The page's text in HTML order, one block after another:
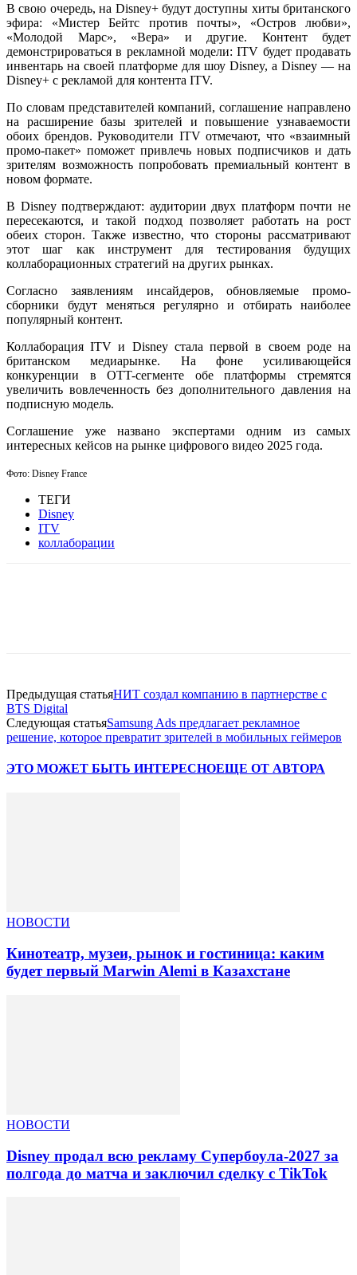
В свою очередь, на Disney+ будут доступны хиты британского
эфира: «Мистер Бейтс против почты», «Остров любви»,
«Молодой Марс», «Вера» и другие. Контент будет
демонстрироваться в рекламной модели: ITV будет продавать
инвентарь на своей платформе для шоу Disney, а Disney — на
Disney+ с рекламой для контента ITV.
По словам представителей компаний, соглашение направлено
на расширение базы зрителей и повышение узнаваемости
обоих брендов. Руководители ITV отмечают, что «взаимный
промо-пакет» поможет привлечь новых подписчиков и дать
зрителям возможность попробовать премиальный контент в
новом формате.
В Disney подтверждают: аудитории двух платформ почти не
пересекаются, и такой подход позволяет работать на рост
обеих сторон. Также известно, что стороны рассматривают
этот шаг как инструмент для тестирования будущих
коллаборационных стратегий на других рынках.
Согласно заявлениям инсайдеров, обновляемые промо-
сборники будут меняться регулярно и отбирать наиболее
популярный контент.
Коллаборация ITV и Disney стала первой в своем роде на
британском медиарынке. На фоне усиливающейся
конкуренции в OTT-сегменте обе платформы стремятся
увеличить вовлеченность без дополнительного давления на
подписную модель.
Соглашение уже названо экспертами одним из самых
интересных кейсов на рынке цифрового видео 2025 года.
Фото: Disney France
ТЕГИ
Disney
ITV
коллаборации
Предыдущая статьяНИТ создал компанию в партнерстве с
BTS Digital
Следующая статьяSamsung Ads предлагает рекламное
решение, которое превратит зрителей в мобильных геймеров
ЭТО МОЖЕТ БЫТЬ ИНТЕРЕСНОЕЩЕ ОТ АВТОРА
НОВОСТИ
Кинотеатр, музеи, рынок и гостиница: каким
будет первый Marwin Alemi в Казахстане
НОВОСТИ
Disney продал всю рекламу Супербоула-2027 за
полгода до матча и заключил сделку с TikTok